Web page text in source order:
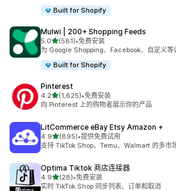
Built for Shopify
Mulwi | 200+ Shopping Feeds
5.0星（满分 5 星）
(561)
总共 561 条评论
•免费安装
为 Google Shopping、Facebook、自定义等
Built for Shopify
Pinterest
4.2星（满分 5 星）
(1,625)
总共 1625 条评论
•免费安装
向 Pinterest 上的购物者展示你的产品
LitCommerce eBay Etsy Amazon +
4.9星（满分 5 星）
(895)
总共 895 条评论
•提供免费试用
支持 TikTok Shop、Temu、Walmart 的多市
Optima Tiktok 商店连接器
4.9星（满分 5 星）
(28)
总共 28 条评论
•免费安装
实时 TikTok Shop 同步列表、订单和取消